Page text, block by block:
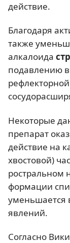
действие.
Благодаря
также
алкалоида
подавлению
Некоторые
препарат
действие на
хвостовой)
ростральном
формации
уменьшается
явлений.
Согласно